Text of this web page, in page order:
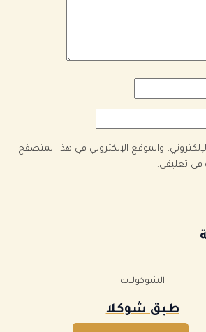
والموقع الإلكتروني في هذا المتصفح
في تعليقي.
الشوكولاته
طبق شوكلا